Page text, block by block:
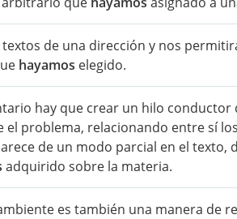
de una dirección y nos
hayamos elegido.
hay que crear un hilo
problema, relacionando entre sí
de un modo parcial en el texto,
adquirido sobre la materia.
es también una manera de